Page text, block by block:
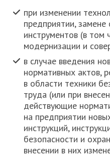
при изменении
предприятии,
инструментов (в том
модернизации и
в случае введения
нормативных актов,
в области техники
труда (или при
действующие
на предприятии
инструкций,
безопасности и
внесении в них